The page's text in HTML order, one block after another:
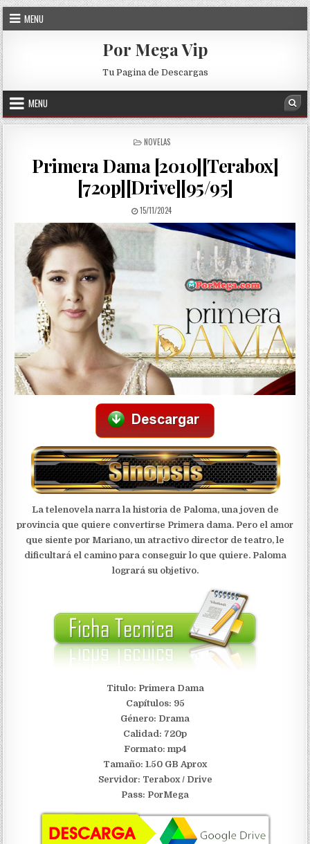
Skip to content
MENU
Por Mega Vip
Tu Pagina de Descargas
MENU
POSTED IN
NOVELAS
Primera Dama [2010][Terabox]
[720p][Drive][95/95]
PUBLISHED DATE:
15/11/2024
La telenovela narra la historia de Paloma, una joven de
provincia que quiere convertirse Primera dama. Pero el amor
que siente por Mariano, un atractivo director de teatro, le
dificultará el camino para conseguir lo que quiere. Paloma
logrará su objetivo.
Titulo: Primera Dama
Capítulos: 95
Género: Drama
Calidad: 720p
Formato: mp4
Tamaño: 1.50 GB Aprox
Servidor: Terabox / Drive
Pass: PorMega